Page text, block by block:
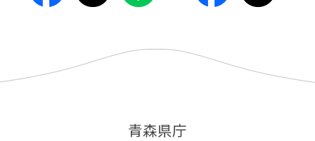
青森県庁